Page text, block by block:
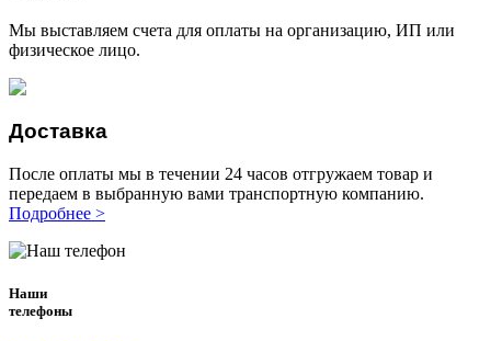
Мы выставляем счета для оплаты на организацию, ИП или
физическое лицо.
Доставка
После оплаты мы в течении 24 часов отгружаем товар и
передаем в выбранную вами транспортную компанию.
Подробнее >
Наши
телефоны